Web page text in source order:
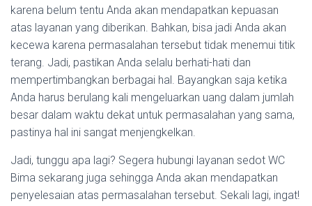
karena belum tentu Anda akan mendapatkan kepuasan
atas layanan yang diberikan. Bahkan, bisa jadi Anda akan
kecewa karena permasalahan tersebut tidak menemui titik
terang. Jadi, pastikan Anda selalu berhati-hati dan
mempertimbangkan berbagai hal. Bayangkan saja ketika
Anda harus berulang kali mengeluarkan uang dalam jumlah
besar dalam waktu dekat untuk permasalahan yang sama,
pastinya hal ini sangat menjengkelkan.
Jadi, tunggu apa lagi? Segera hubungi layanan sedot WC
Bima sekarang juga sehingga Anda akan mendapatkan
penyelesaian atas permasalahan tersebut. Sekali lagi, ingat!